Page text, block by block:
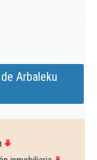
Arbaleku